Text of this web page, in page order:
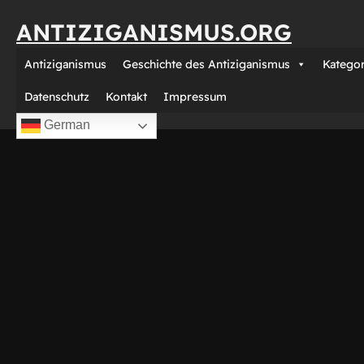
zum
Inhalt
ANTIZIGANISMUS.ORG
Antiziganismus Geschichte des Antiziganismus
Datenschutz Kontakt Impressum
German